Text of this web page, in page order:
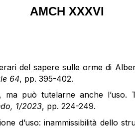
AMCH XXXVI
del sapere sulle orme di
64, pp. 395-402.
ma può tutelarne anche l’uso.
1/2023, pp. 224-249.
d’uso: inammissibilità dello